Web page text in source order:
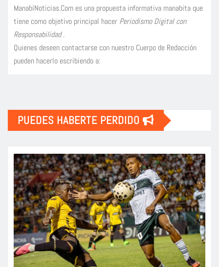
ManabíNoticias.Com es una propuesta informativa manabita que
tiene como objetivo principal hacer Periodismo Digital con
Responsabilidad.
Quienes deseen contactarse con nuestro Cuerpo de Redacción
pueden hacerlo escribiendo a:
PUEDES HABERTE PERDIDO